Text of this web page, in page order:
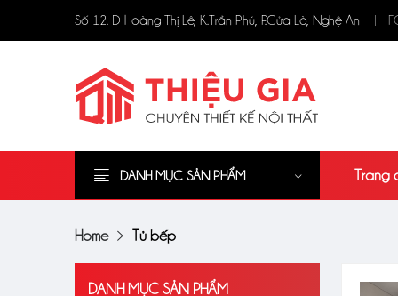
Số 12. Đ Hoàng Thị Lê, K.Trần Phú, P.Cửa Lò, Nghệ An
DANH MỤC SẢN PHẨM Trang
Home Tủ bếp
DANH MỤC SẢN PHẨM